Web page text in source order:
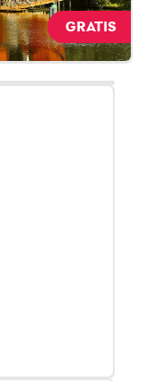
VIP-KAART.
GRATIS